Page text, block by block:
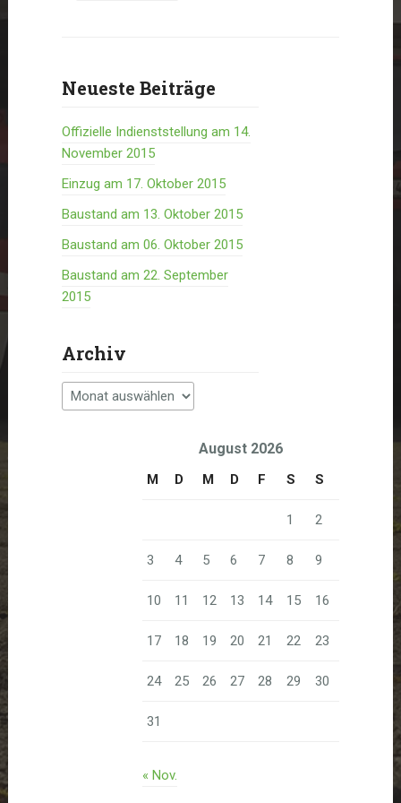
Neueste Beiträge
Offizielle Indienststellung am 14.
November 2015
Einzug am 17. Oktober 2015
Baustand am 13. Oktober 2015
Baustand am 06. Oktober 2015
Baustand am 22. September
2015
Archiv
Archiv
August 2026
M D M D F S S
1 2
3 4 5 6 7 8 9
10 11 12 13 14 15 16
17 18 19 20 21 22 23
24 25 26 27 28 29 30
31
« Nov.